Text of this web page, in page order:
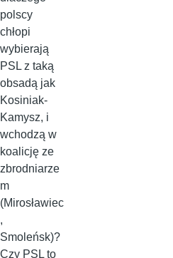
polscy
chłopi
wybierają
PSL z taką
obsadą jak
Kosiniak-
Kamysz, i
wchodzą w
koalicję ze
zbrodniarze
m
(Mirosławiec
,
Smoleńsk)?
Czy PSL to